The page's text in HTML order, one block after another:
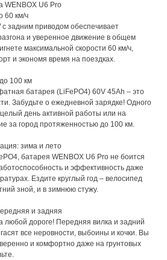
WENBOX U6 Pro
60 км/ч
задним приводом обеспечивает
и уверенное движение в общем
максимальной скорости 60 км/ч,
и экономя время на поездках.
100 км
батарея (LiFePO4) 60V 45Ah – это
Забудьте о ежедневной зарядке! Одного
день активной работы или на
за город протяженностью до 100 км.
зима и лето
батарея WENBOX U6 Pro не боится
и эффективность даже
Ездите круглый год – велосипед
зной, и в зимнюю стужу.
и задняя
дороге! Передняя вилка и задний
все неровности, выбоины и кочки. Вы
и комфортно даже на грунтовых